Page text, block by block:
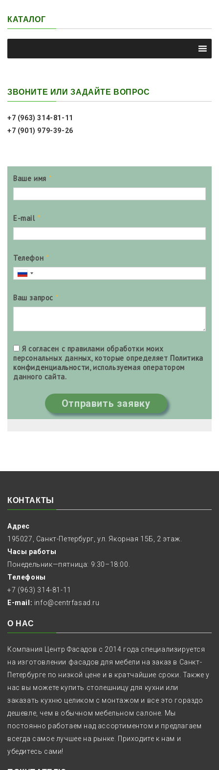
с
нашими
фасадами
комплектующими
КАТАЛОГ
ЗВОНИТЕ ИЛИ ЗАДАЙТЕ ВОПРОС
+7 (963) 314-81-11
+7 (901) 979-39-26
Ваше имя *
E-mail *
Телефон *
Ваш запрос *
Я согласен с правилами обработки моих
персональных данных, которые определяет Политика
конфиденциальности, используемая оператором
данного сайта.
Отправить заявку
КОНТАКТЫ
Адрес
195027, Санкт-Петербург, ул. Якорная 15Б, 2 этаж.
Часы работы
Понедельник—пятница: 9:30–18:00.
Телефоны
+7 (963) 314-81-11
E-mail: info@centrfasad.ru
О НАС
Компания Центр Фасадов с 2014 года специализируется
на изготовлении фасадов для мебели на заказ в Санкт-
Петербурге по низкой цене и в кратчайшие сроки. Также у
нас вы можете купить столешницу для кухни или
заказать кухню целиком с монтажом и все это гораздо
дешевле, чем в обычном мебельном салоне. Мы
постоянно работаем над ассортиментом и предлагаем
всегда самое лучшее на рынке. Приходите к нам и
убедитесь сами!